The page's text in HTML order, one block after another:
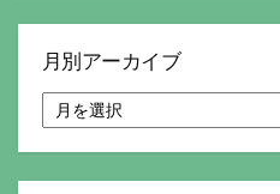
月別アーカイブ
別
ア